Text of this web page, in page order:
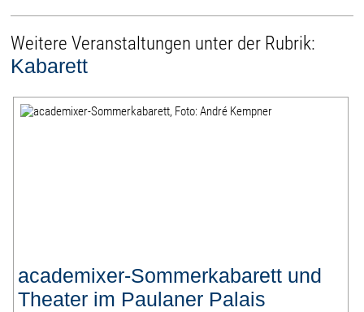
Weitere Veranstaltungen unter der Rubrik:
Kabarett
academixer-Sommerkabarett und
Theater im Paulaner Palais